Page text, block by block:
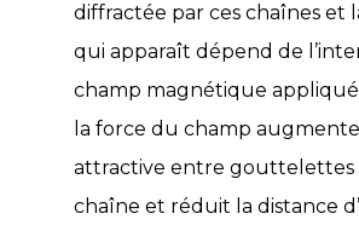
diffractée par ces chaînes et
qui apparaît dépend de
champ magnétique
la force du champ
attractive entre gouttelettes
chaîne et réduit la distance